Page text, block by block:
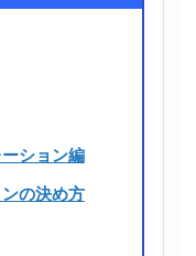
ション編
の決め方